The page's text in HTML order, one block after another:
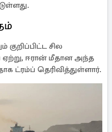
சில
ஈரான் மீதான அந்த
ட்ரம்ப் தெரிவித்துள்ளார்.